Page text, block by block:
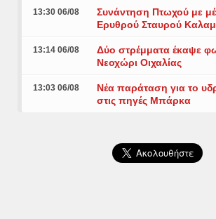
13:30 06/08
Συνάντηση Πτωχού με
Ερυθρού Σταυρού
13:14 06/08
Δύο στρέμματα έκαψε
Νεοχώρι Οιχαλίας
13:03 06/08
Νέα παράταση για το
στις πηγές Μπάρκα